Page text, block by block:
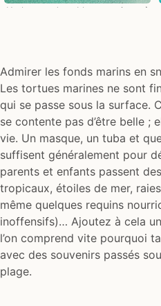
Un langue de sable, en arrivant à
Admirer les fonds marins en
Les tortues marines ne sont
qui se passe sous la surface.
se contente pas d’être belle ;
vie. Un masque, un tuba et
suffisent généralement pour
parents et enfants passent
tropicaux, étoiles de mer,
même quelques requins
inoffensifs)… Ajoutez à cela
l’on comprend vite pourquoi
avec des souvenirs passés
plage.